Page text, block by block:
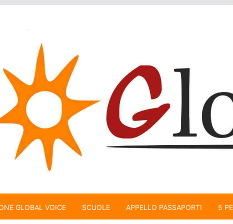
GLOBAL VOICE SCUOLE APPELLO PASSAPORTI 5